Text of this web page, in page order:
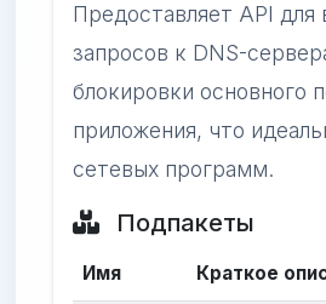
Предоставляет API для
запросов к DNS-
блокировки основного
приложения, что
сетевых программ.
Подпакеты
Имя Краткое